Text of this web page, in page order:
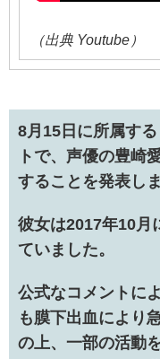
（出典 Youtube）
8月15日に所属す
トで、 声優の豊崎
することを発表し
彼女は2017年10月
ていました。
公式なコメントに
も膜下出血により
の上、一部の活動